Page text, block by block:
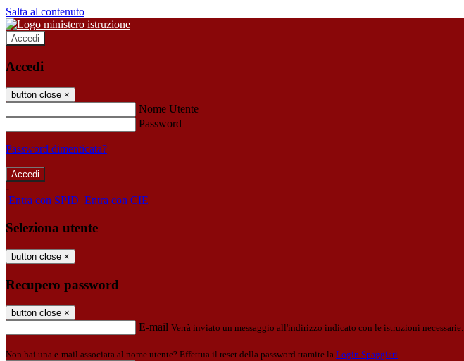
Salta al contenuto
Accedi
Accedi
button close ×
Nome Utente
Password
Password dimenticata?
-
Entra con SPID Entra con CIE
Seleziona utente
button close ×
Recupero password
button close ×
E-mail Verrà inviato un messaggio all'indirizzo indicato con le istruzioni necessarie.
Non hai una e-mail associata al nome utente? Effettua il reset della password tramite la Login Spaggiari